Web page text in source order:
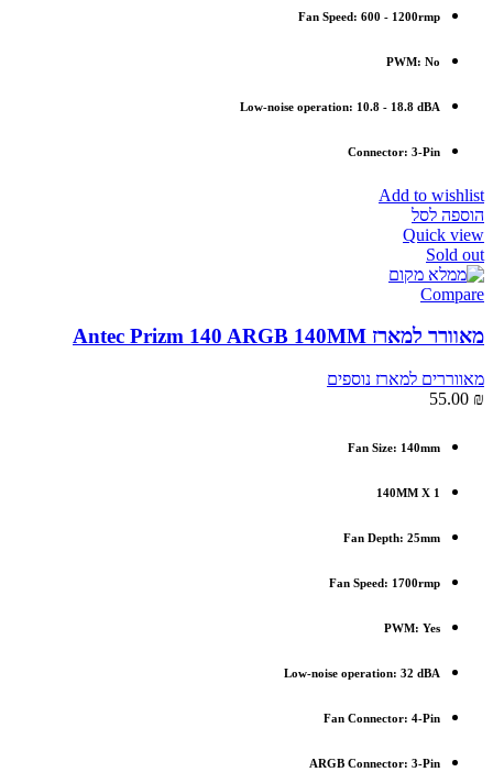
Fan Speed: 600 - 1200rmp
PWM: No
Low-noise operation: 10.8 - 18.8 dBA
Connector: 3-Pin
Add to wishlist
הוספה לסל
Quick view
Sold out
Compare
מאוורר למארז Antec Prizm 140 ARGB 140MM
מאווררים למארז נוספים
55.00 ₪
Fan Size: 140mm
140MM X 1
Fan Depth: 25mm
Fan Speed: 1700rmp
PWM: Yes
Low-noise operation: 32 dBA
Fan Connector: 4-Pin
ARGB Connector: 3-Pin